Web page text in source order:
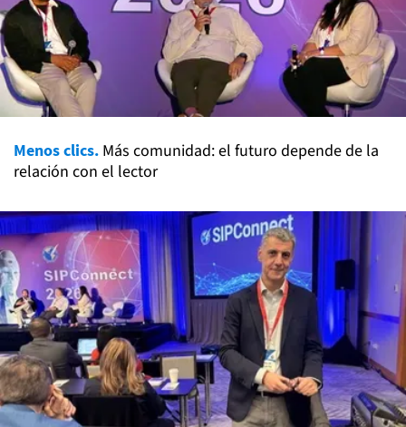
Menos clics. Más comunidad: el futuro depende de la
relación con el lector